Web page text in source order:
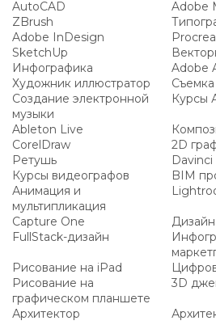
AutoCAD
Adobe
ZBrush
Adobe InDesign
SketchUp
Инфографика
Adobe
Художник иллюстратор
Создание электронной
музыки
Курсы
Ableton Live
CorelDraw
2D
Ретушь
Курсы видеографов
BIM
Анимация и
мультипликация
Capture One
FullStack-дизайн
Рисование на iPad
Рисование на
графическом планшете
3D
Архитектор